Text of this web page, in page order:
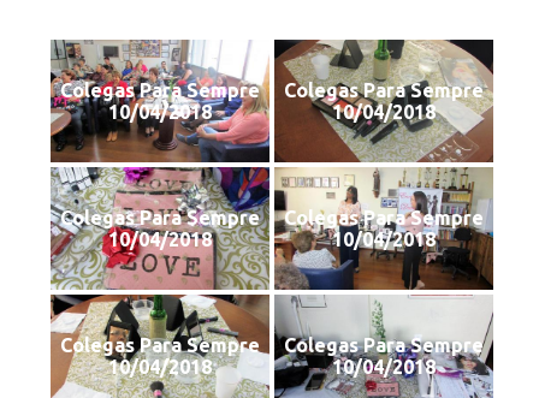
Colegas Para Sempre
10/04/2018
Colegas Para Sempre
10/04/2018
Colegas Para Sempre
10/04/2018
Colegas Para Sempre
10/04/2018
Colegas Para Sempre
10/04/2018
Colegas Para Sempre
10/04/2018